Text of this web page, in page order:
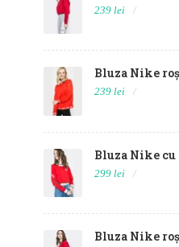
239 lei
Bluza Nike
239 lei
Bluza Nike cu
299 lei
Bluza Nike